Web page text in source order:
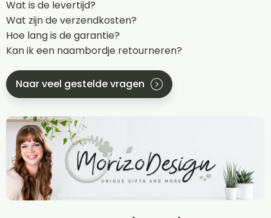
Wat is de levertijd?
Wat zijn de verzendkosten?
Hoe lang is de garantie?
Kan ik een naambordje retourneren?
Naar veel gestelde vragen